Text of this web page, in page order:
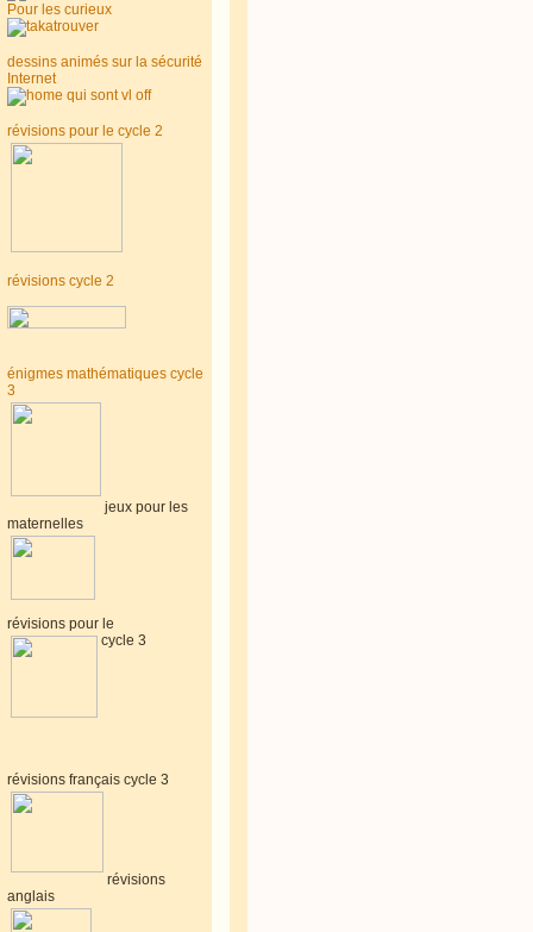
Pour les curieux
dessins animés sur la sécurité
Internet
révisions pour le cycle 2
révisions cycle 2
énigmes mathématiques cycle
3
jeux pour les
maternelles
révisions pour le
cycle 3
révisions français cycle 3
révisions
anglais